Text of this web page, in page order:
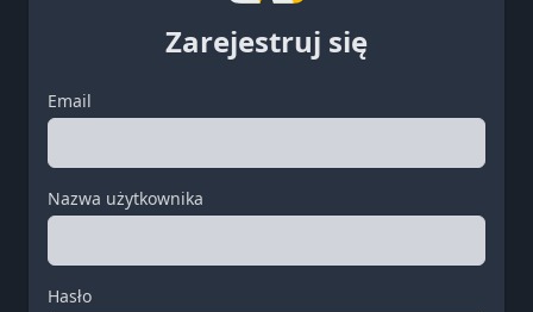
Zarejestruj się
Email
Nazwa użytkownika
Hasło